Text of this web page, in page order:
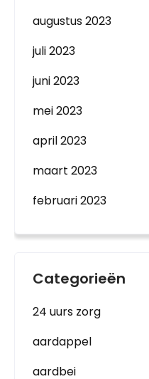
augustus 2023
juli 2023
juni 2023
mei 2023
april 2023
maart 2023
februari 2023
Categorieën
24 uurs zorg
aardappel
aardbei